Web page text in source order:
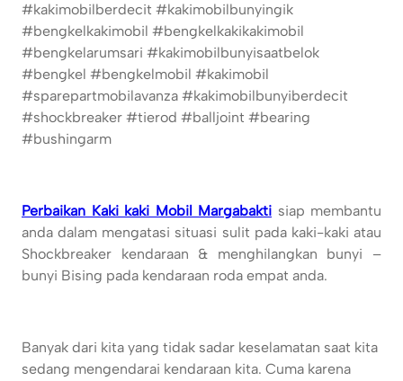
#kakimobilberdecit #kakimobilbunyingik
#bengkelkakimobil #bengkelkakikakimobil
#bengkelarumsari #kakimobilbunyisaatbelok
#bengkel #bengkelmobil #kakimobil
#sparepartmobilavanza #kakimobilbunyiberdecit
#shockbreaker #tierod #balljoint #bearing
#bushingarm
Perbaikan Kaki kaki Mobil Margabakti siap membantu
anda dalam mengatasi situasi sulit pada kaki-kaki atau
Shockbreaker kendaraan & menghilangkan bunyi –
bunyi Bising pada kendaraan roda empat anda.
Banyak dari kita yang tidak sadar keselamatan saat kita
sedang mengendarai kendaraan kita. Cuma karena